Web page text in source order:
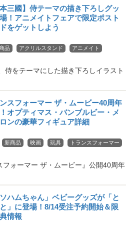
本三國】侍テーマの描き下ろしグッ
！アニメイトフェアで限定ポスト
をゲットしよう
品 アクリルスタンド
アニメイト
侍をテーマにした描き下ろしイラスト
ンスフォーマー ザ・ムービー40周年
オプティマス・バンブルビー・メ
ンの豪華フィギュア詳細
新商品 映画 玩具
トランスフォーマー
フォーマー ザ・ムービー』公開40周年
ソハムちゃん」ベビーグッズが「と
」に登場！8/14受注予約開始＆限
情報